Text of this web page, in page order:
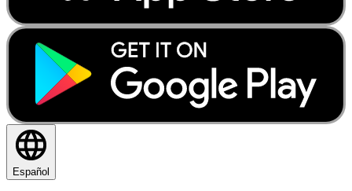
Español